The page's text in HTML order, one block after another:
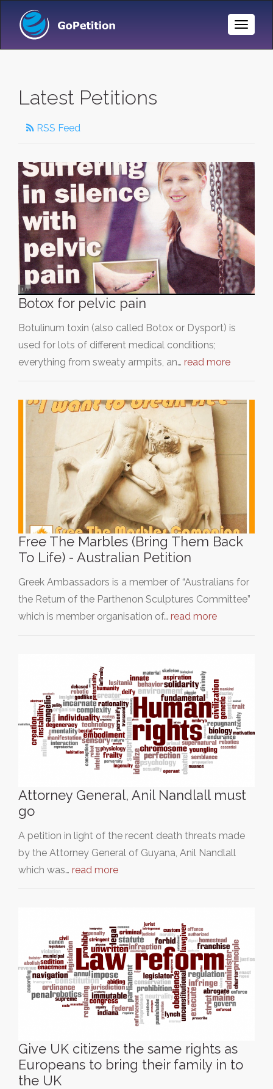
Toggle
Latest Petitions
RSS Feed
Botox for pelvic pain
Botulinum toxin (also called Botox or Dysport) is
used for lots of different medical conditions;
everything from sweaty armpits, an… read more
Free The Marbles (Bring Them Back
To Life) - Australian Petition
Greek Ambassadors is a member of “Australians for
the Return of the Parthenon Sculptures Committee”
which is member organisation of… read more
Attorney General, Anil Nandlall must
go
A petition in light of the recent death threats made
by the Attorney General of Guyana, Anil Nandlall
which was… read more
Give UK citizens the same rights as
Europeans to bring their family in to
the UK